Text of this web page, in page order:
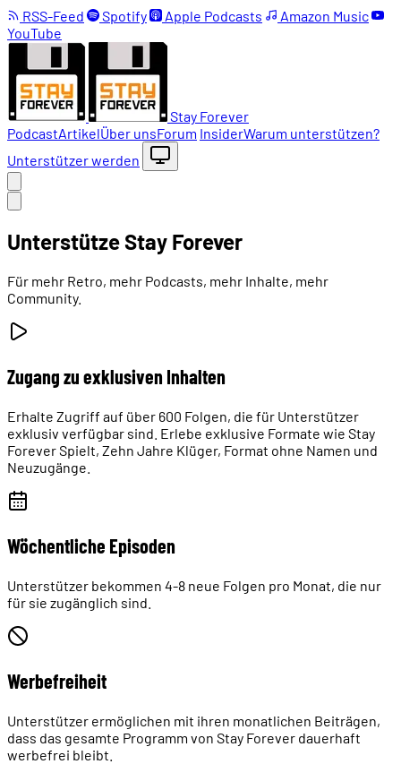
RSS-Feed Spotify Apple Podcasts
Amazon Music
YouTube
Stay Forever
PodcastArtikelÜber unsForum InsiderWarum unterstützen?
Unterstützer werden
Unterstütze Stay Forever
Für mehr Retro, mehr Podcasts, mehr Inhalte, mehr
Community.
Zugang zu exklusiven Inhalten
Erhalte Zugriff auf über 600 Folgen, die für Unterstützer
exklusiv verfügbar sind. Erlebe exklusive Formate wie Stay
Forever Spielt, Zehn Jahre Klüger, Format ohne Namen und
Neuzugänge.
Wöchentliche Episoden
Unterstützer bekommen 4-8 neue Folgen pro Monat, die nur
für sie zugänglich sind.
Werbefreiheit
Unterstützer ermöglichen mit ihren monatlichen Beiträgen,
dass das gesamte Programm von Stay Forever dauerhaft
werbefrei bleibt.